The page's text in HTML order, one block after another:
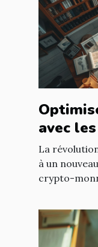
avec
de
La
à un
crypto-